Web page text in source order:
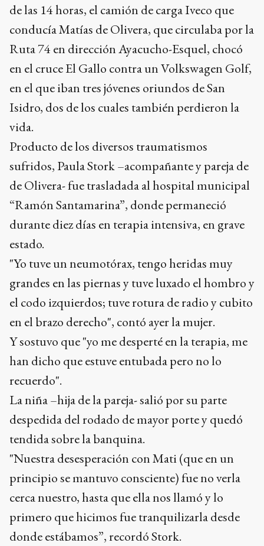
de las 14 horas, el camión de carga Iveco que
conducía Matías de Olivera, que circulaba por la
Ruta 74 en dirección Ayacucho-Esquel, chocó
en el cruce El Gallo contra un Volkswagen Golf,
en el que iban tres jóvenes oriundos de San
Isidro, dos de los cuales también perdieron la
vida.
Producto de los diversos traumatismos
sufridos, Paula Stork –acompañante y pareja de
de Olivera- fue trasladada al hospital municipal
“Ramón Santamarina”, donde permaneció
durante diez días en terapia intensiva, en grave
estado.
"Yo tuve un neumotórax, tengo heridas muy
grandes en las piernas y tuve luxado el hombro y
el codo izquierdos; tuve rotura de radio y cubito
en el brazo derecho", contó ayer la mujer.
Y sostuvo que "yo me desperté en la terapia, me
han dicho que estuve entubada pero no lo
recuerdo".
La niña –hija de la pareja- salió por su parte
despedida del rodado de mayor porte y quedó
tendida sobre la banquina.
"Nuestra desesperación con Mati (que en un
principio se mantuvo consciente) fue no verla
cerca nuestro, hasta que ella nos llamó y lo
primero que hicimos fue tranquilizarla desde
donde estábamos”, recordó Stork.